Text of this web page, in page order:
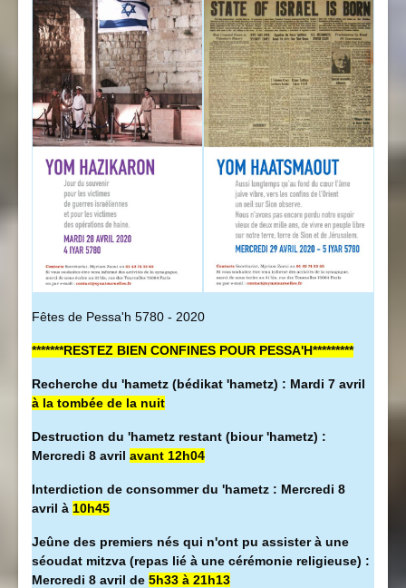
Fêtes de Pessa'h 5780 - 2020
*******RESTEZ BIEN CONFINES POUR PESSA'H*********
Recherche du 'hametz (bédikat 'hametz) : Mardi 7 avril
à la tombée de la nuit
Destruction du 'hametz restant (biour 'hametz) :
Mercredi 8 avril avant 12h04
Interdiction de consommer du 'hametz : Mercredi 8
avril à 10h45
Jeûne des premiers nés qui n'ont pu assister à une
séoudat mitzva (repas lié à une cérémonie religieuse) :
Mercredi 8 avril de 5h33 à 21h13